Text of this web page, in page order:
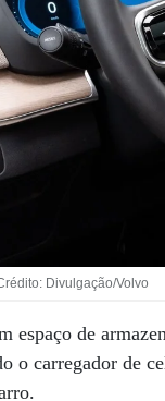
Divulgação/Volvo
espaço de
o carregador de